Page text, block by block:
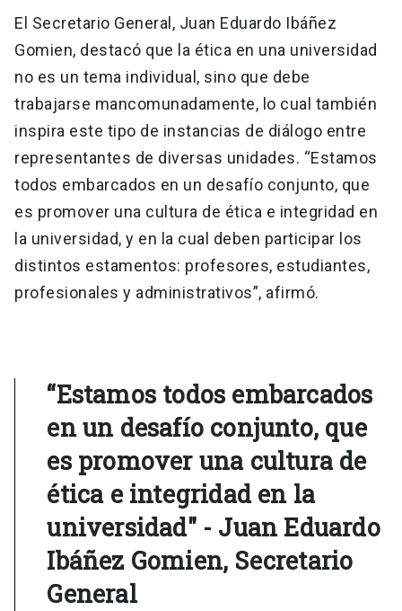
El Secretario General, Juan Eduardo Ibáñez
Gomien, destacó que la ética en una universidad
no es un tema individual, sino que debe
trabajarse mancomunadamente, lo cual también
inspira este tipo de instancias de diálogo entre
representantes de diversas unidades. “Estamos
todos embarcados en un desafío conjunto, que
es promover una cultura de ética e integridad en
la universidad, y en la cual deben participar los
distintos estamentos: profesores, estudiantes,
profesionales y administrativos”, afirmó.
“Estamos todos embarcados
en un desafío conjunto, que
es promover una cultura de
ética e integridad en la
universidad" - Juan Eduardo
Ibáñez Gomien, Secretario
General